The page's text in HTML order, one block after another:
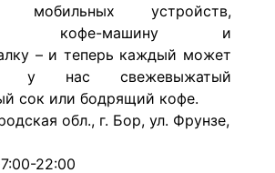
мобильных устройств,
кофе-машину и
– и теперь каждый может
у нас свежевыжатый
сок или бодрящий кофе.
обл., г. Бор, ул. Фрунзе,
22:00